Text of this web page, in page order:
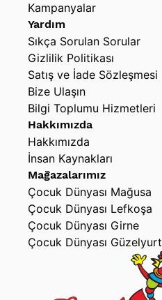
Kampanyalar
Yardım
Sıkça Sorulan Sorular
Gizlilik Politikası
Satış ve İade Sözleşmesi
Bize Ulaşın
Bilgi Toplumu Hizmetleri
Hakkımızda
Hakkımızda
İnsan Kaynakları
Mağazalarımız
Çocuk Dünyası Mağusa
Çocuk Dünyası Lefkoşa
Çocuk Dünyası Girne
Çocuk Dünyası Güzelyurt